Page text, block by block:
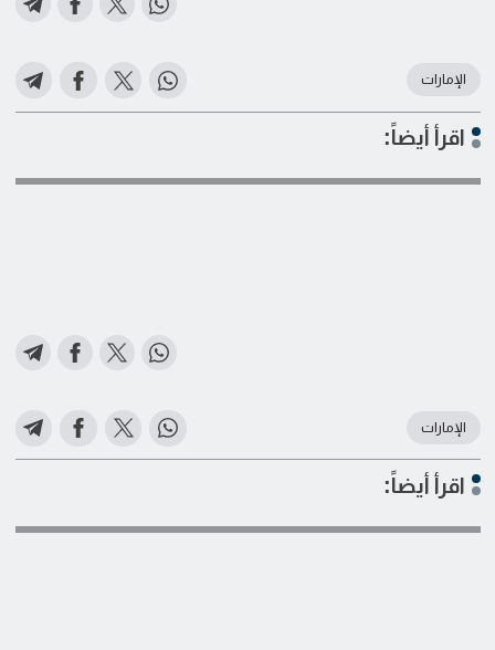
الإمارات
اقرأ أيضاً:
الإمارات
اقرأ أيضاً: